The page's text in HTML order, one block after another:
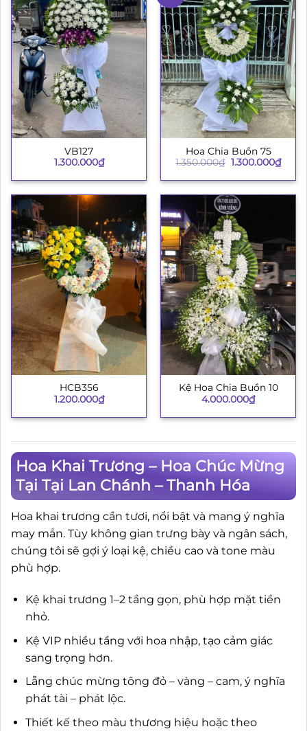
VB127
1.300.000₫
Hoa Chia Buồn 75
1.350.000₫ Giá
là:
1.300.000₫Giá
hiện
tại
HCB356
1.200.000₫
Kệ Hoa Chia Buồn 10
4.000.000₫
Hoa Khai Trương – Hoa Chúc Mừng
Tại Tại Lan Chánh – Thanh Hóa
Hoa khai trương cần tươi, nổi bật và mang ý nghĩa
may mắn. Tùy không gian trưng bày và ngân sách,
chúng tôi sẽ gợi ý loại kệ, chiều cao và tone màu
phù hợp.
Kệ khai trương 1–2 tầng gọn, phù hợp mặt tiền
nhỏ.
Kệ VIP nhiều tầng với hoa nhập, tạo cảm giác
sang trọng hơn.
Lẵng chúc mừng tông đỏ – vàng – cam, ý nghĩa
phát tài – phát lộc.
Thiết kế theo màu thương hiệu hoặc theo